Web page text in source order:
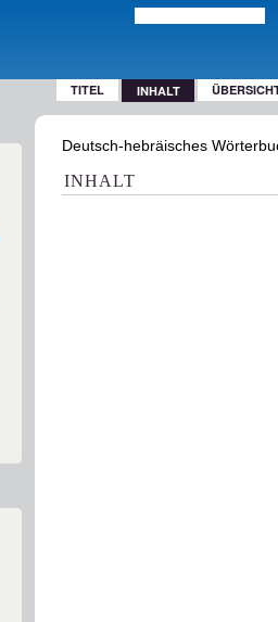
TITEL INHALT
Deutsch-hebräisches
INHALT